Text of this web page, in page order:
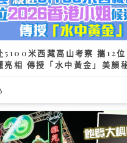
5100米西藏高山考察 攜12
亮相 傳授「水中黃金」美顏